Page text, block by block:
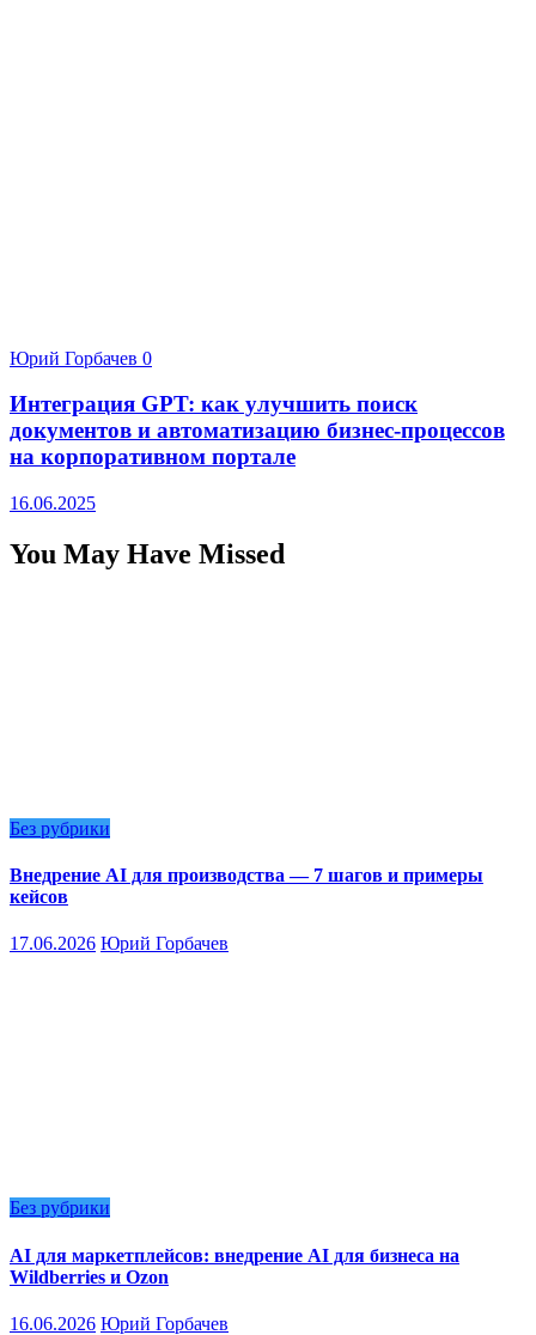
Юрий Горбачев 0
Интеграция GPT: как улучшить поиск
документов и автоматизацию бизнес-процессов
на корпоративном портале
16.06.2025
You May Have Missed
Без рубрики
Внедрение AI для производства — 7 шагов и примеры
кейсов
17.06.2026 Юрий Горбачев
Без рубрики
AI для маркетплейсов: внедрение AI для бизнеса на
Wildberries и Ozon
16.06.2026 Юрий Горбачев